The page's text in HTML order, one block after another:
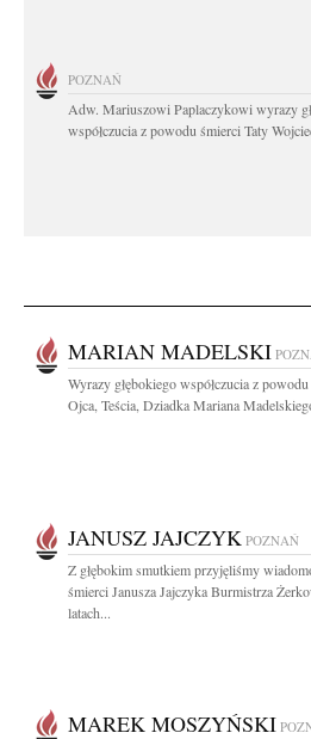
POZNAŃ
Adw. Mariuszowi Paplaczykowi wyrazy
współczucia z powodu śmierci Taty
MARIAN MADELSKI
Wyrazy głębokiego współczucia z
Ojca, Teścia, Dziadka Mariana
JANUSZ JAJCZYK POZNAŃ
Z głębokim smutkiem przyjęliśmy
śmierci Janusza Jajczyka Burmistrza
latach...
MAREK MOSZYŃSKI